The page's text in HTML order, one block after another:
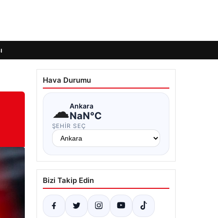
Hava Durumu
☁Ankara
NaN°C
ŞEHIR SEÇ
Bizi Takip Edin